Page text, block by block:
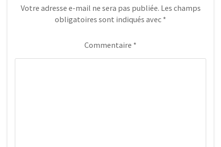
Votre adresse e-mail ne sera pas publiée. Les champs
obligatoires sont indiqués avec *
Commentaire *